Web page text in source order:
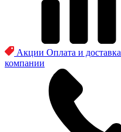
Акции Оплата и доставка
компании